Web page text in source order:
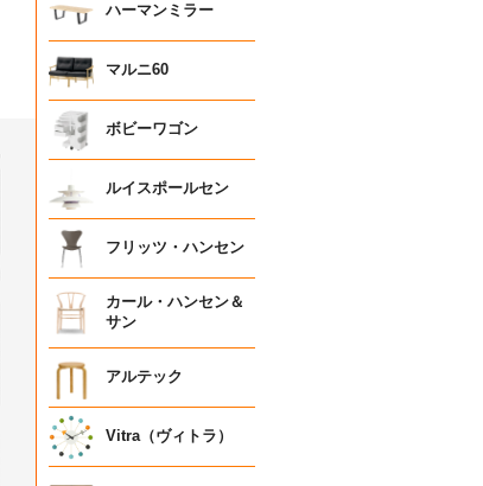
ハーマンミラー
マルニ60
ボビーワゴン
ルイスポールセン
フリッツ・ハンセン
カール・ハンセン＆
サン
アルテック
Vitra（ヴィトラ）